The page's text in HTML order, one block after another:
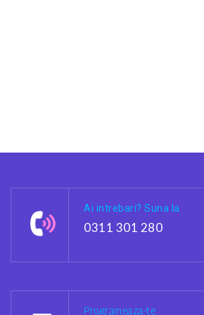
Ai intrebari? Suna la
0311 301 280
Programeaza-te